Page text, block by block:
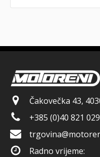
Čakovečka 43,
+385 (0)40 821 029
Radno vrijeme: